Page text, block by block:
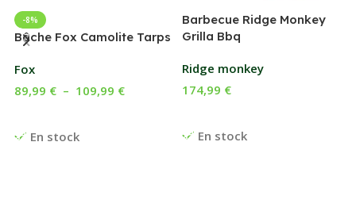
-8%
Bâche Fox Camolite Tarps
Fox
En stock
89,99 € – 109,99 €
Barbecue Ridge Monkey
Grilla Bbq
Ridge monkey
En stock
174,99 €